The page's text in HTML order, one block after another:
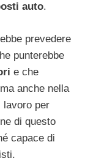
auto.
prevedere
punterebbe
e che
anche nella
lavoro per
di questo
capace di